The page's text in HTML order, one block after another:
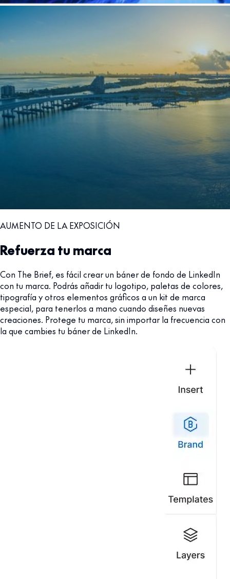
AUMENTO DE LA EXPOSICIÓN
Refuerza tu marca
Con The Brief, es fácil crear un báner de fondo de LinkedIn
con tu marca. Podrás añadir tu logotipo, paletas de colores,
tipografía y otros elementos gráficos a un kit de marca
especial, para tenerlos a mano cuando diseñes nuevas
creaciones. Protege tu marca, sin importar la frecuencia con
la que cambies tu báner de LinkedIn.